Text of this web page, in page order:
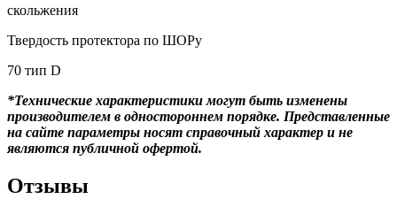
скольжения
Твердость протектора по ШОРу
70 тип D
*Технические характеристики могут быть изменены
производителем в одностороннем порядке. Представленные
на сайте параметры носят справочный характер и не
являются публичной офертой.
Отзывы